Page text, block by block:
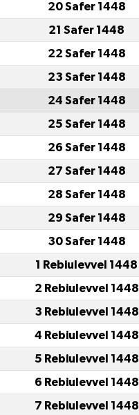
20 Safer 1448
21 Safer 1448
22 Safer 1448
23 Safer 1448
24 Safer 1448
25 Safer 1448
26 Safer 1448
27 Safer 1448
28 Safer 1448
29 Safer 1448
30 Safer 1448
1 Rebiulevvel 1448
2 Rebiulevvel 1448
3 Rebiulevvel 1448
4 Rebiulevvel 1448
5 Rebiulevvel 1448
6 Rebiulevvel 1448
7 Rebiulevvel 1448